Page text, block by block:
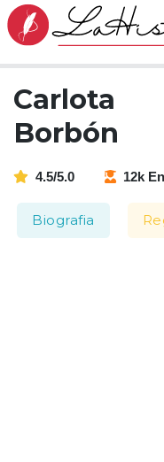
Carlota
Borbón
4.5/5.0 12k
Biografia